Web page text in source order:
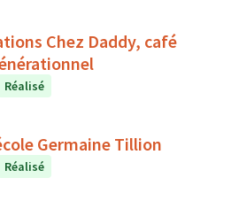
Chez Daddy, café
Réalisé
Germaine Tillion
Réalisé